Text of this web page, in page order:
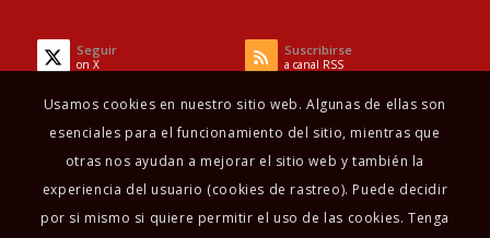
Seguir
on X
Suscribirse
a canal RSS
Usamos cookies en nuestro sitio web. Algunas de ellas son
esenciales para el funcionamiento del sitio, mientras que
otras nos ayudan a mejorar el sitio web y también la
experiencia del usuario (cookies de rastreo). Puede decidir
por si mismo si quiere permitir el uso de las cookies. Tenga